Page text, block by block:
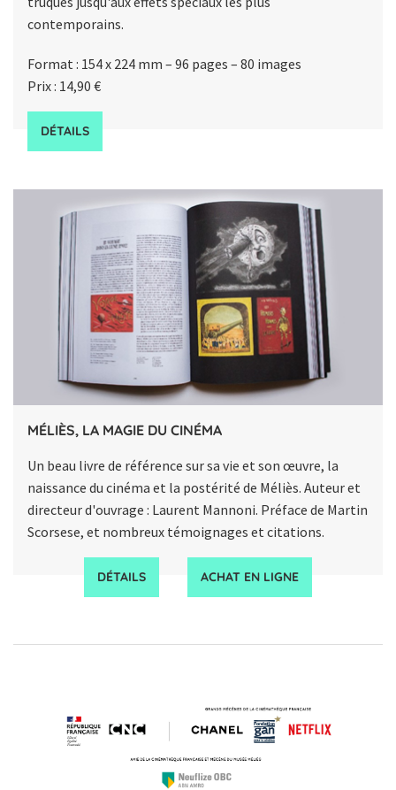
contemporains.
Format : 154 x 224 mm – 96 pages – 80 images
Prix : 14,90 €
DÉTAILS
MÉLIÈS, LA MAGIE DU CINÉMA
Un beau livre de référence sur sa vie et son œuvre, la
naissance du cinéma et la postérité de Méliès. Auteur et
directeur d'ouvrage : Laurent Mannoni. Préface de Martin
Scorsese, et nombreux témoignages et citations.
DÉTAILS ACHAT EN LIGNE